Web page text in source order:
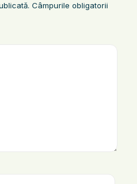
Câmpurile obligatorii